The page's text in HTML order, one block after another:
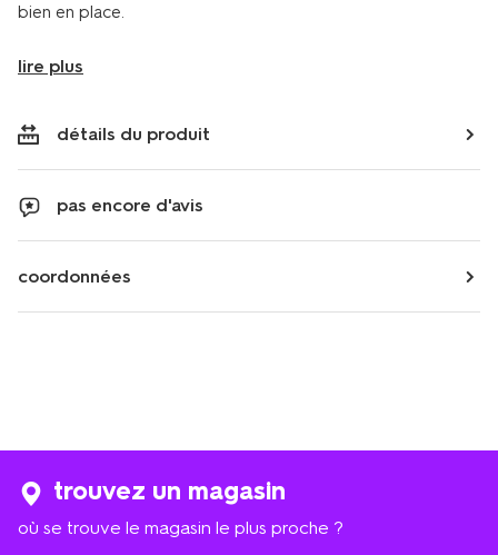
bien en place.
lire plus
détails du produit
pas encore d'avis
coordonnées
trouvez un magasin
où se trouve le magasin le plus proche ?